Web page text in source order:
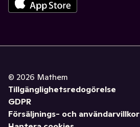
© 2026 Mathem
Tillgänglighetsredogörelse
GDPR
Försäljnings- och användarvillkor